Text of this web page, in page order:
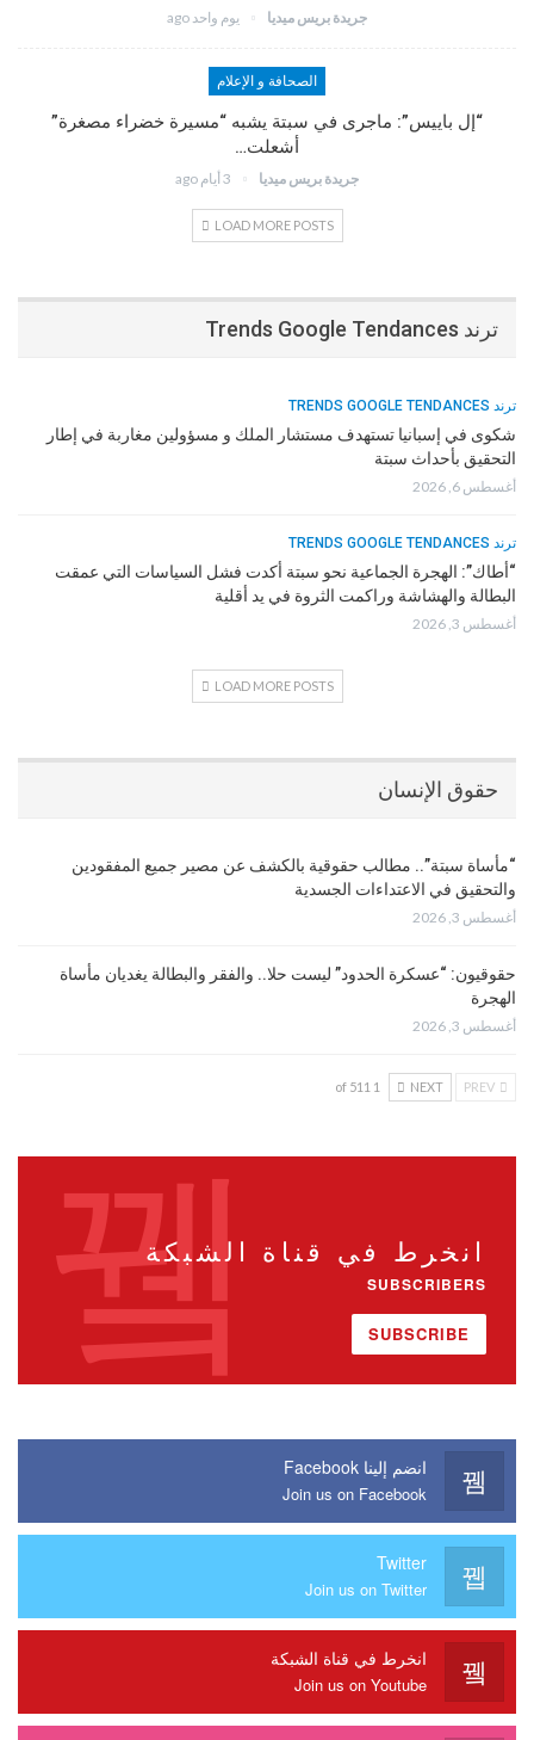
جريدة بريس ميديا يوم واحد ago
الصحافة و الإعلام
“إل باييس”: ماجرى في سبتة يشبه “مسيرة خضراء مصغرة”
أشعلت…
جريدة بريس ميديا 3 أيام ago
LOAD MORE POSTS
ترند Trends Google Tendances
ترند TRENDS GOOGLE TENDANCES
شكوى في إسبانيا تستهدف مستشار الملك و مسؤولين مغاربة في إطار
التحقيق بأحداث سبتة
أغسطس 6, 2026
ترند TRENDS GOOGLE TENDANCES
“أطاك”: الهجرة الجماعية نحو سبتة أكدت فشل السياسات التي عمقت
البطالة والهشاشة وراكمت الثروة في يد أقلية
أغسطس 3, 2026
LOAD MORE POSTS
حقوق الإنسان
“مأساة سبتة”.. مطالب حقوقية بالكشف عن مصير جميع المفقودين
والتحقيق في الاعتداءات الجسدية
أغسطس 3, 2026
حقوقيون: “عسكرة الحدود” ليست حلا.. والفقر والبطالة يغديان مأساة
الهجرة
أغسطس 3, 2026
NEXT
1 of 511
انخرط في قناة الشبكة
SUBSCRIBERS
SUBSCRIBE
انضم إلينا Facebook
Join us on Facebook
Twitter
Join us on Twitter
انخرط في قناة الشبكة
Join us on Youtube